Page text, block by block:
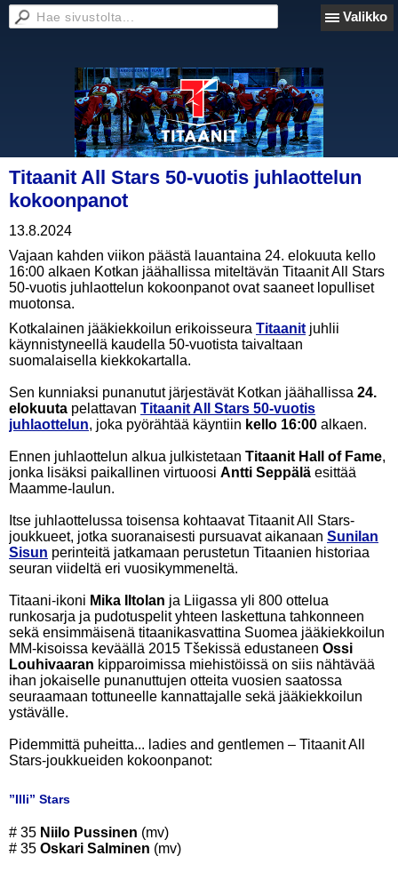
Valikko
Titaanit All Stars 50-vuotis juhlaottelun
kokoonpanot
13.8.2024
Vajaan kahden viikon päästä lauantaina 24. elokuuta kello
16:00 alkaen Kotkan jäähallissa miteltävän Titaanit All Stars
50-vuotis juhlaottelun kokoonpanot ovat saaneet lopulliset
muotonsa.
Kotkalainen jääkiekkoilun erikoisseura Titaanit juhlii
käynnistyneellä kaudella 50-vuotista taivaltaan
suomalaisella kiekkokartalla.
Sen kunniaksi punanutut järjestävät Kotkan jäähallissa 24.
elokuuta pelattavan Titaanit All Stars 50-vuotis
juhlaottelun, joka pyörähtää käyntiin kello 16:00 alkaen.
Ennen juhlaottelun alkua julkistetaan Titaanit Hall of Fame,
jonka lisäksi paikallinen virtuoosi Antti Seppälä esittää
Maamme-laulun.
Itse juhlaottelussa toisensa kohtaavat Titaanit All Stars-
joukkueet, jotka suoranaisesti pursuavat aikanaan Sunilan
Sisun perinteitä jatkamaan perustetun Titaanien historiaa
seuran viideltä eri vuosikymmeneltä.
Titaani-ikoni Mika Iltolan ja Liigassa yli 800 ottelua
runkosarja ja pudotuspelit yhteen laskettuna tahkonneen
sekä ensimmäisenä titaanikasvattina Suomea jääkiekkoilun
MM-kisoissa keväällä 2015 Tšekissä edustaneen Ossi
Louhivaaran kipparoimissa miehistöissä on siis nähtävää
ihan jokaiselle punanuttujen otteita vuosien saatossa
seuraamaan tottuneelle kannattajalle sekä jääkiekkoilun
ystävälle.
Pidemmittä puheitta... ladies and gentlemen – Titaanit All
Stars-joukkueiden kokoonpanot:
”Illi” Stars
# 35 Niilo Pussinen (mv)
# 35 Oskari Salminen (mv)